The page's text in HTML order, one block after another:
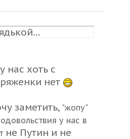
нас хоть с
нет
заметить, "жопу"
у нас в
не Путин и не